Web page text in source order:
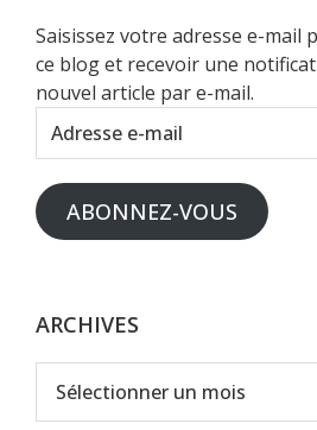
Saisissez votre adresse e-mail
ce blog et recevoir une
nouvel article par e-mail.
Adresse
e-
mail
ABONNEZ-VOUS
ARCHIVES